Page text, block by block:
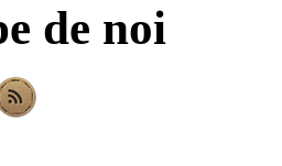
de noi